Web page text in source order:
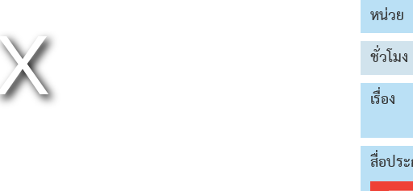
หน่วย
ชั่วโมง
เรื่อง
สื่อปร